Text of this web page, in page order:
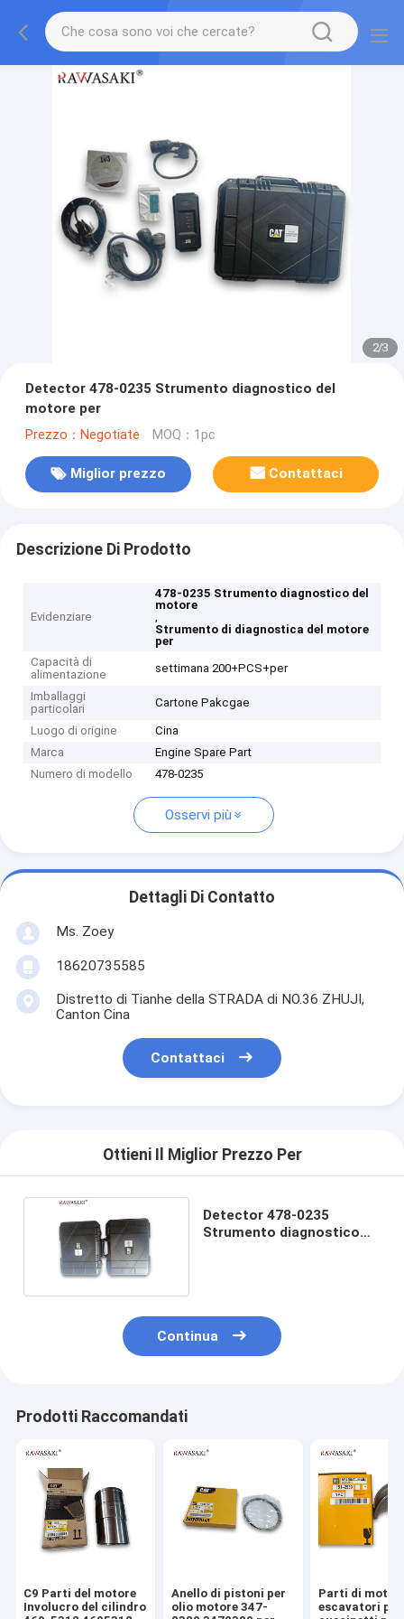
2/3
Detector 478-0235 Strumento diagnostico del
motore per
Prezzo：Negotiate MOQ：1pc
Miglior prezzo Contattaci
Descrizione Di Prodotto
Evidenziare
478-0235 Strumento diagnostico del
motore
,
Strumento di diagnostica del motore
per
Capacità di
alimentazione
settimana 200+PCS+per
Imballaggi
particolari
Cartone Pakcgae
Luogo di origine
Cina
Marca
Engine Spare Part
Numero di modello
478-0235
Osservi più
Dettagli Di Contatto
Ms. Zoey
18620735585
Distretto di Tianhe della STRADA di NO.36 ZHUJI,
Canton Cina
Contattaci
Ottieni Il Miglior Prezzo Per
Detector 478-0235
Strumento diagnostico
Continua
Prodotti Raccomandati
C9 Parti del motore
Involucro del cilindro
Anello di pistoni per
olio motore 347-
Parti di
escavatori per